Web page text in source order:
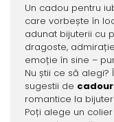
Un cadou pentru
care vorbește în
adunat bijuterii cu
dragoste,
emoție în sine –
Nu știi ce să
sugestii de
romantice la
Poți alege un